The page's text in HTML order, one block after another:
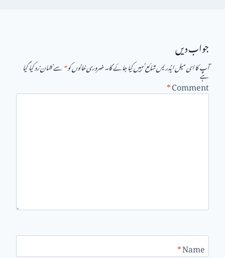
جواب دیں
آپ کا ای میل ایڈریس شائع نہیں کیا جائے گا۔ضروری خانوں کو*سے نشان زد کیا گیا ہے
Comment
*
Name
*